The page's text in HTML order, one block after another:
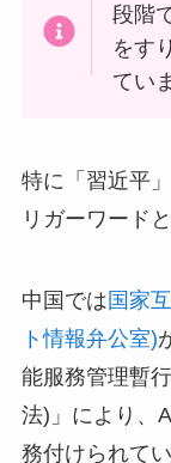
段階
をす
てい
特に「習近平
リガーワード
中国では 国家
ト情報弁公室)
能服務管理暫
法)」により、
務付けられてい